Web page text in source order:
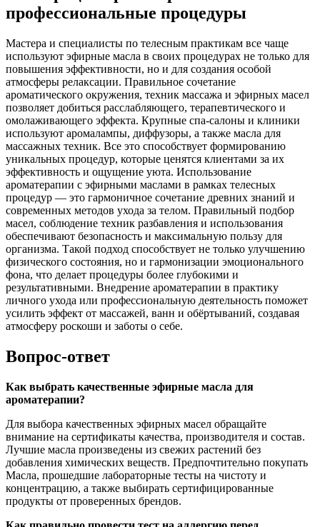
профессиональные процедуры
Мастера и специалисты по телесным практикам все чаще
используют эфирные масла в своих процедурах не только для
повышения эффективности, но и для создания особой
атмосферы релаксации. Правильное сочетание
ароматического окружения, техник массажа и эфирных масел
позволяет добиться расслабляющего, терапевтического и
омолаживающего эффекта. Крупные спа-салоны и клиники
используют аромалампы, диффузоры, а также масла для
массажных техник. Все это способствует формированию
уникальных процедур, которые ценятся клиентами за их
эффективность и ощущение уюта. Использование
ароматерапии с эфирными маслами в рамках телесных
процедур — это гармоничное сочетание древних знаний и
современных методов ухода за телом. Правильный подбор
масел, соблюдение техник разбавления и использования
обеспечивают безопасность и максимальную пользу для
организма. Такой подход способствует не только улучшению
физического состояния, но и гармонизации эмоционального
фона, что делает процедуры более глубокими и
результативными. Внедрение ароматерапии в практику
личного ухода или профессиональную деятельность поможет
усилить эффект от массажей, ванн и обёртываний, создавая
атмосферу роскоши и заботы о себе.
Вопрос-ответ
Как выбрать качественные эфирные масла для
ароматерапии?
Для выбора качественных эфирных масел обращайте
внимание на сертификаты качества, производителя и состав.
Лучшие масла произведены из свежих растений без
добавления химических веществ. Предпочтительно покупать
Масла, прошедшие лабораторные тесты на чистоту и
концентрацию, а также выбирать сертифицированные
продукты от проверенных брендов.